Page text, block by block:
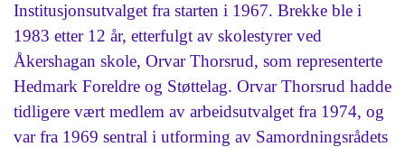
Institusjonsutvalget fra starten i 1967. Brekke ble i
1983 etter 12 år, etterfulgt av skolestyrer ved
Åkershagan skole, Orvar Thorsrud, som representerte
Hedmark Foreldre og Støttelag. Orvar Thorsrud hadde
tidligere vært medlem av arbeidsutvalget fra 1974, og
var fra 1969 sentral i utforming av Samordningsrådets